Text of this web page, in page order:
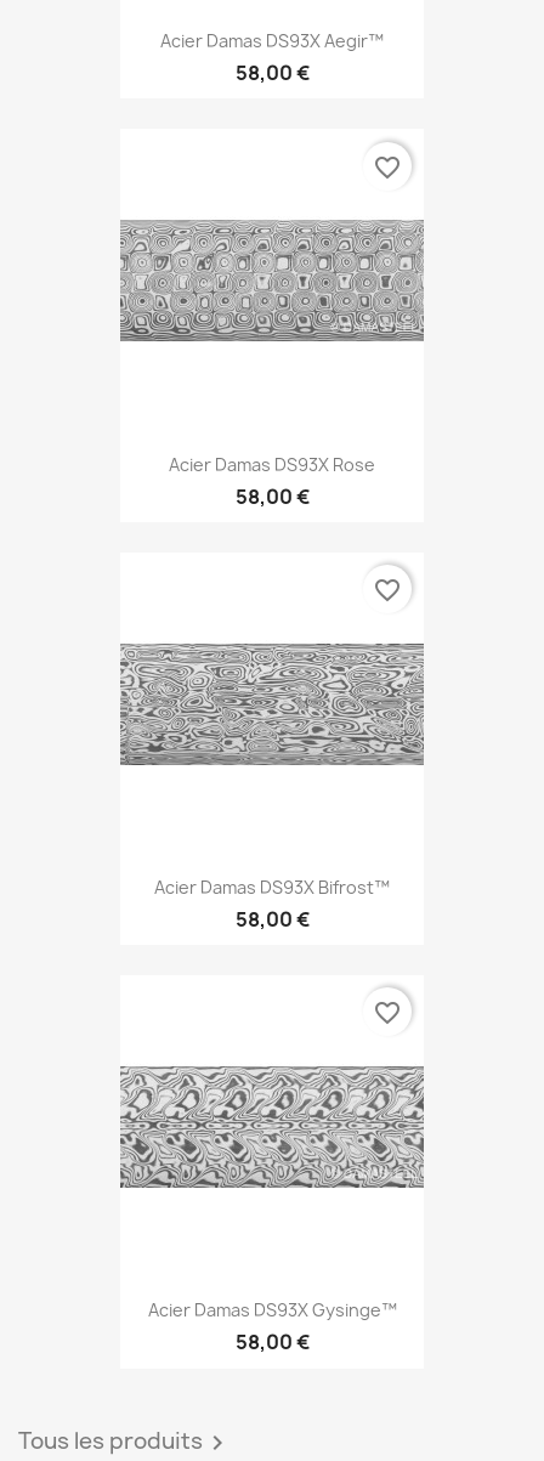
Acier Damas DS93X Aegir™
58,00 €
Acier Damas DS93X Rose
58,00 €
favorite_border
Acier Damas DS93X Bifrost™
58,00 €
favorite_border
Acier Damas DS93X Gysinge™
58,00 €
favorite_border
Tous les produits 